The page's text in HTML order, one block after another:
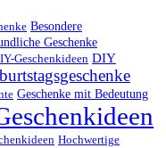
Besondere
Geschenke
Geschenkideen DIY
Geschenke mit Bedeutung
Hochwertige